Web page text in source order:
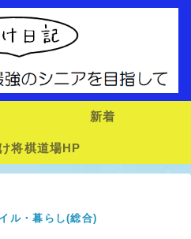
新着
将棋道場HP
ル・暮らし(総合)